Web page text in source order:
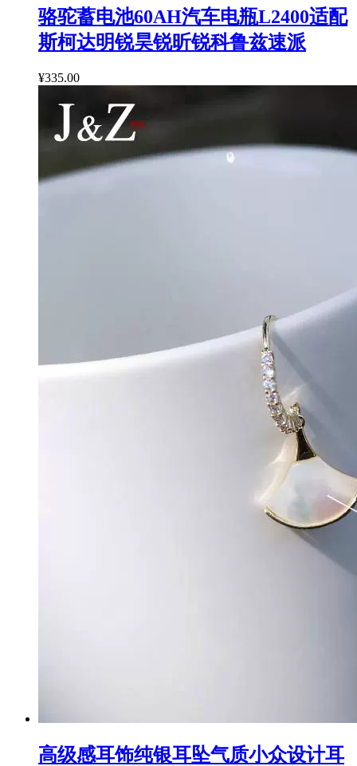
骆驼蓄电池60AH汽车电瓶L2400适配
斯柯达明锐昊锐昕锐科鲁兹速派
¥335.00
高级感耳饰纯银耳坠气质小众设计耳